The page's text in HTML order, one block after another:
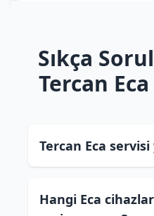
Sıkça
Tercan
Tercan Eca
Hangi Eca